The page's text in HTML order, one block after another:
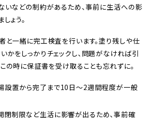
いなどの制約があるため、事前に生活への影
ょう。
と一緒に完工検査を行います。塗り残しや仕
かをしっかりチェックし、問題がなければ引
この時に保証書を受け取ることも忘れずに。
設置から完了まで10日〜2週間程度が一般
閉制限など生活に影響が出るため、事前確